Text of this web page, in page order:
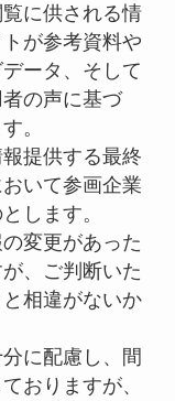
に供される情
が参考資料や
ータ、そして
の声に基づ
。
提供する最終
いて参画企業
します。
変更があった
、ご判断いた
相違がないか
に配慮し、間
おりますが、